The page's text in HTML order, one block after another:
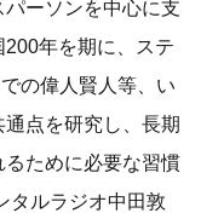
ーソンを中心に支
年を期に、ステ
の偉人賢人等、い
点を研究し、長期
ために必要な習慣
タルラジオ中田敦